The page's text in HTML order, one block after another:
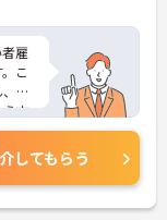
雇
こ
未
う方
な
ト
してもらう